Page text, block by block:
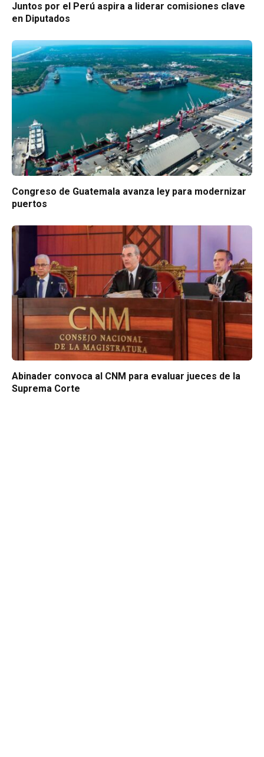
Juntos por el Perú aspira a liderar comisiones clave
en Diputados
Congreso de Guatemala avanza ley para modernizar
puertos
Abinader convoca al CNM para evaluar jueces de la
Suprema Corte